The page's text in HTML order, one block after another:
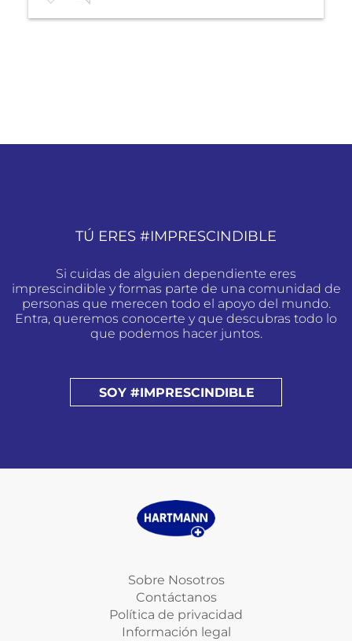
TÚ ERES #IMPRESCINDIBLE
Si cuidas de alguien dependiente eres
imprescindible y formas parte de una comunidad de
personas que merecen todo el apoyo del mundo.
Entra, queremos conocerte y que descubras todo lo
que podemos hacer juntos.
SOY #IMPRESCINDIBLE
Sobre Nosotros
Contáctanos
Política de privacidad
Información legal